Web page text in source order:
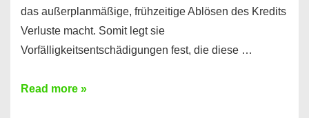
das außerplanmäßige, frühzeitige Ablösen des Kredits
Verluste macht. Somit legt sie
Vorfälligkeitsentschädigungen fest, die diese …
Kredit
Read more »